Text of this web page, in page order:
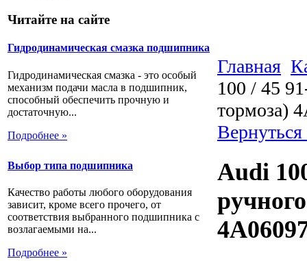
Читайте на сайте
Гидродинамическая смазка подшипника
Гидродинамическая смазка - это особый
механизм подачи масла в подшипник,
способный обеспечить прочную и
достаточную...
Подробнее »
Выбор типа подшипника
Качество работы любого оборудования
зависит, кроме всего прочего, от
соответствия выбранного подшипника с
возлагаемыми на...
Подробнее »
Главная
100 / 45
тормоза)
Audi